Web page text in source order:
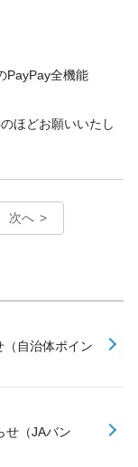
PayPay全機能
ほどお願いいたし
次へ
自治体ポイン
せ（JAバン